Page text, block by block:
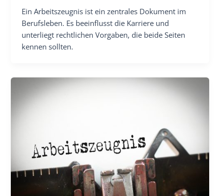
Ein Arbeitszeugnis ist ein zentrales Dokument im
Berufsleben. Es beeinflusst die Karriere und
unterliegt rechtlichen Vorgaben, die beide Seiten
kennen sollten.